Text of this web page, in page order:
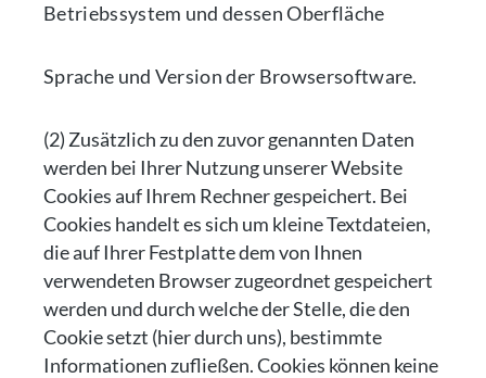
Betriebssystem und dessen Oberfläche
Sprache und Version der Browsersoftware.
(2) Zusätzlich zu den zuvor genannten Daten
werden bei Ihrer Nutzung unserer Website
Cookies auf Ihrem Rechner gespeichert. Bei
Cookies handelt es sich um kleine Textdateien,
die auf Ihrer Festplatte dem von Ihnen
verwendeten Browser zugeordnet gespeichert
werden und durch welche der Stelle, die den
Cookie setzt (hier durch uns), bestimmte
Informationen zufließen. Cookies können keine